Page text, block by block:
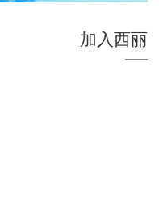
加入西丽